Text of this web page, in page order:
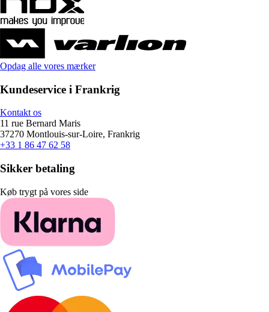
Opdag alle vores mærker
Kundeservice i Frankrig
Kontakt os
11 rue Bernard Maris
37270 Montlouis-sur-Loire, Frankrig
+33 1 86 47 62 58
Sikker betaling
Køb trygt på vores side